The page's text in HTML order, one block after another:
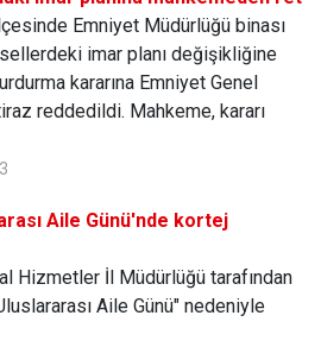
Emniyet Müdürlüğü binası
imar planı değişikliğine
kararına Emniyet Genel
reddedildi. Mahkeme, kararı
Aile Günü'nde kortej
Hizmetler İl Müdürlüğü tarafından
Aile Günü" nedeniyle